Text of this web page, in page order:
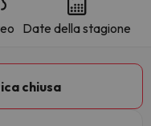
Date della stagione
chiusa